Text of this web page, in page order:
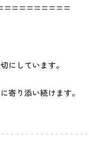
にしています。
寄り添い続けます。